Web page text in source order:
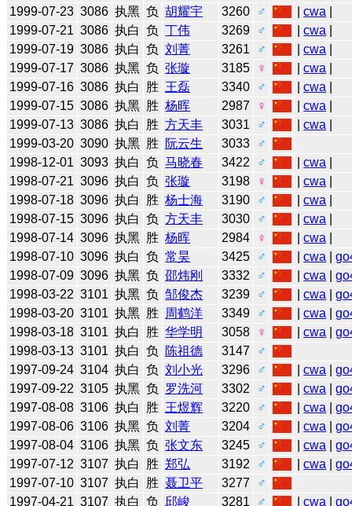
1999-07-23 3086 执黑 负 胡耀宇 3260 ♂ |cwa
1999-07-21 3086 执白 负 丁伟 3269 ♂ |cwa
1999-07-19 3086 执白 负 刘菁 3261 ♂ |cwa
1999-07-17 3086 执黑 负 张璇 3185 ♀ |cwa
1999-07-16 3086 执白 胜 王磊 3340 ♂ |cwa
1999-07-15 3086 执黑 胜 杨晖 2987 ♀ |cwa
1999-07-13 3086 执白 胜 方天丰 3031 ♂ |cwa
1999-03-20 3090 执黑 胜 阮云生 3033
♂
1998-12-01 3093 执白 负 马晓春 3422 ♂ |cwa
1998-07-21 3096 执白 负 张璇 3198 ♀ |cwa
1998-07-18 3096 执白 胜 杨士海 3190 ♂ |cwa
1998-07-15 3096 执白 负 方天丰 3030 ♂ |cwa
1998-07-14 3096 执黑 胜 杨晖 2984 ♀ |cwa
1998-07-10 3096 执白 负 常昊 3425 ♂ |cwa |
1998-07-09 3096 执黑 负 邵炜刚 3332 ♂ |cwa |
1998-03-22 3101 执黑 负 邹俊杰 3239 ♂ |cwa |
1998-03-20 3101 执黑 胜 周鹤洋 3349 ♂ |cwa |
1998-03-18 3101 执白 胜 华学明 3058 ♀ |cwa |
1998-03-13 3101 执白 负 陈祖德 3147
♂
1997-09-24 3104 执白 负 刘小光 3296 ♂ |cwa |
1997-09-22 3105 执黑 负 罗洗河 3302 ♂ |cwa |
1997-08-08 3106 执白 胜 王煜辉 3220 ♂ |cwa |
1997-08-06 3106 执黑 负 刘菁 3204 ♂ |cwa |
1997-08-04 3106 执黑 负 张文东 3245 ♂ |cwa |
1997-07-12 3107 执白 胜 郑弘 3192 ♂ |cwa |
1997-07-10 3107 执白 胜 聂卫平 3277
♂
1997-04-21 3107 执白 负 邱峻 3281 ♂ |cwa |